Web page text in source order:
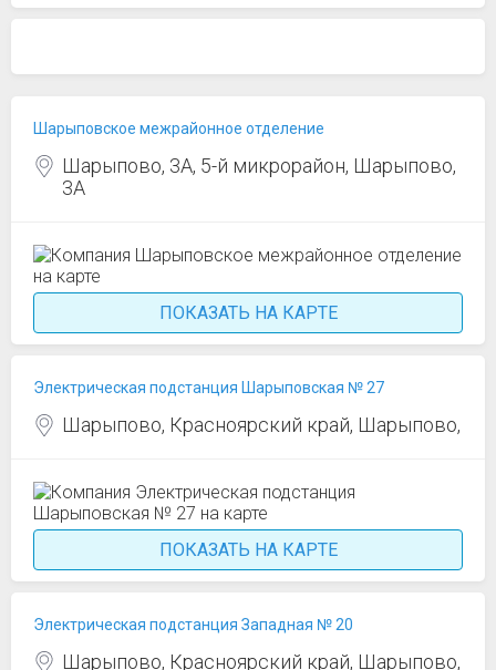
Шарыповское межрайонное отделение
Шарыпово, 3А, 5-й микрорайон, Шарыпово,
3А
ПОКАЗАТЬ НА КАРТЕ
Электрическая подстанция Шарыповская № 27
Шарыпово, Красноярский край, Шарыпово,
ПОКАЗАТЬ НА КАРТЕ
Электрическая подстанция Западная № 20
Шарыпово, Красноярский край, Шарыпово,